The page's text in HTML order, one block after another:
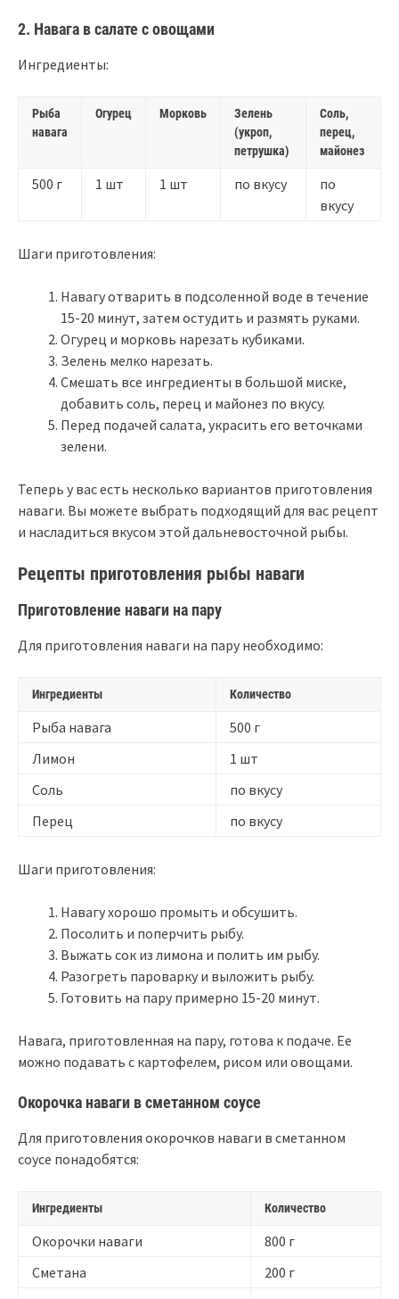
2. Навага в салате с овощами
Ингредиенты:
Рыба
навага
Огурец Морковь
Зелень
(укроп,
петрушка)
Соль,
перец,
майонез
500 г 1 шт 1 шт по вкусу
по
вкусу
Шаги приготовления:
Навагу отварить в подсоленной воде в течение
15-20 минут, затем остудить и размять руками.
Огурец и морковь нарезать кубиками.
Зелень мелко нарезать.
Смешать все ингредиенты в большой миске,
добавить соль, перец и майонез по вкусу.
Перед подачей салата, украсить его веточками
зелени.
Теперь у вас есть несколько вариантов приготовления
наваги. Вы можете выбрать подходящий для вас рецепт
и насладиться вкусом этой дальневосточной рыбы.
Рецепты приготовления рыбы наваги
Приготовление наваги на пару
Для приготовления наваги на пару необходимо:
Ингредиенты Количество
Рыба навага
500 г
Лимон
1 шт
Соль
по вкусу
Перец
по вкусу
Шаги приготовления:
Навагу хорошо промыть и обсушить.
Посолить и поперчить рыбу.
Выжать сок из лимона и полить им рыбу.
Разогреть пароварку и выложить рыбу.
Готовить на пару примерно 15-20 минут.
Навага, приготовленная на пару, готова к подаче. Ее
можно подавать с картофелем, рисом или овощами.
Окорочка наваги в сметанном соусе
Для приготовления окорочков наваги в сметанном
соусе понадобятся:
Ингредиенты Количество
Окорочки наваги
800 г
Сметана
200 г